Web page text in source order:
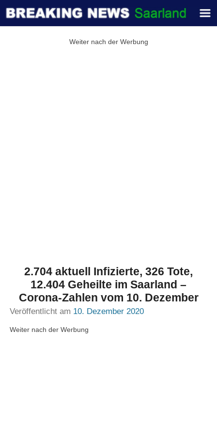
Weiter nach der Werbung
2.704 aktuell Infizierte, 326 Tote,
12.404 Geheilte im Saarland –
Corona-Zahlen vom 10. Dezember
Veröffentlicht am 10. Dezember 2020
Weiter nach der Werbung